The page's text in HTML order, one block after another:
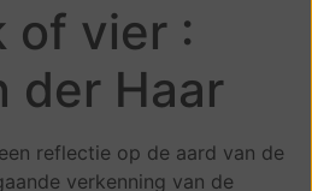
of vier :
der Haar
reflectie op de aard van de
verkenning van de